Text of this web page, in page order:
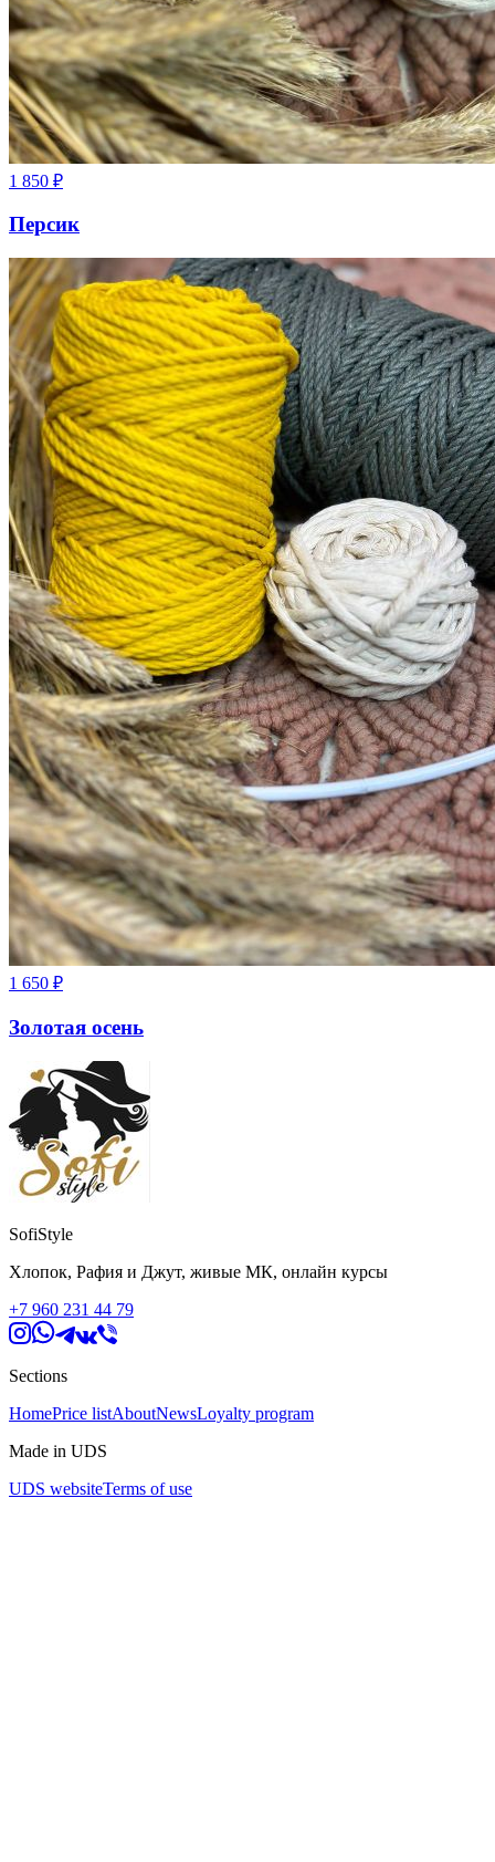
1 850 ₽
Персик
1 650 ₽
Золотая осень
SofiStyle
Хлопок, Рафия и Джут, живые МК, онлайн курсы
+7 960 231 44 79
Sections
HomePrice listAboutNewsLoyalty program
Made in UDS
UDS websiteTerms of use